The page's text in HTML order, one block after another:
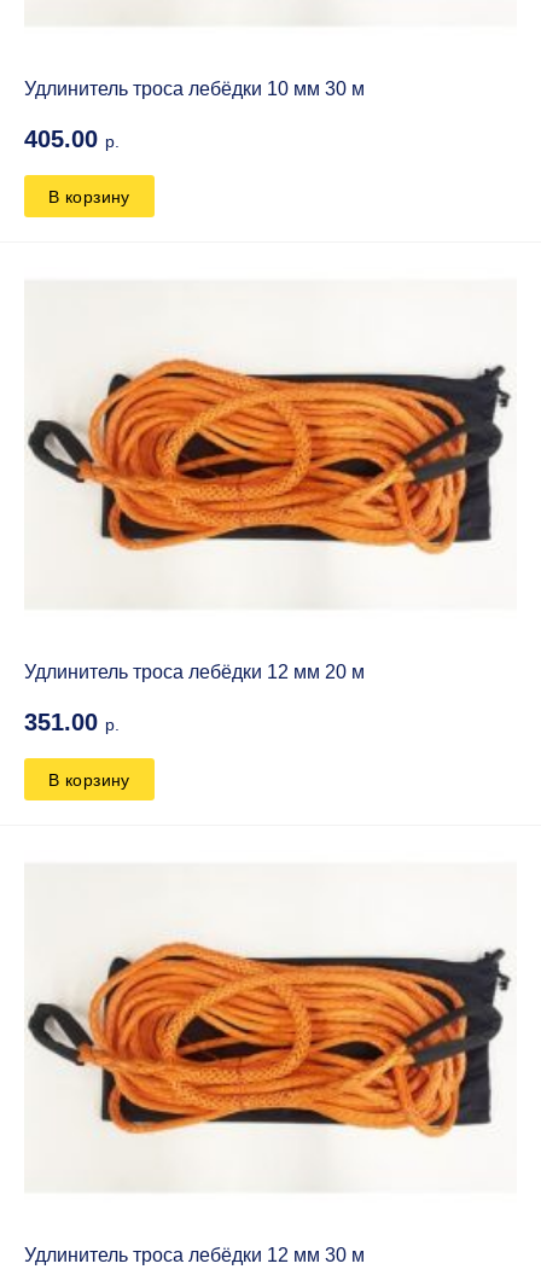
Удлинитель троса лебёдки 10 мм 30 м
405.00 р.
В корзину
Удлинитель троса лебёдки 12 мм 20 м
351.00 р.
В корзину
Удлинитель троса лебёдки 12 мм 30 м